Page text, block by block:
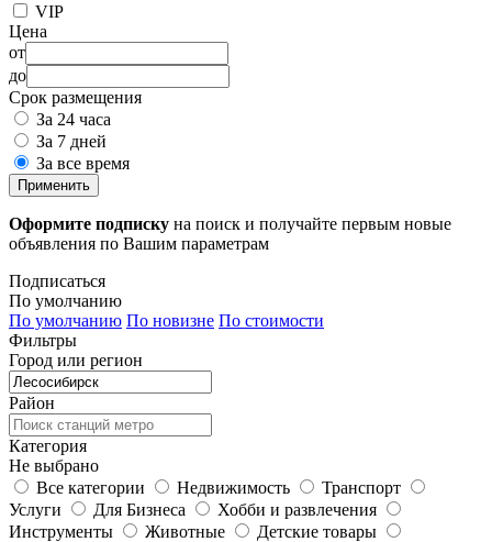
VIP
Цена
от
до
Срок размещения
За 24 часа
За 7 дней
За все время
Применить
Оформите подписку на поиск и получайте первым новые
объявления по Вашим параметрам
Подписаться
По умолчанию
По умолчанию По новизне По стоимости
Фильтры
Город или регион
Район
Категория
Не выбрано
Все категории
Недвижимость
Транспорт
Услуги
Для Бизнеса
Хобби и развлечения
Инструменты
Животные
Детские товары